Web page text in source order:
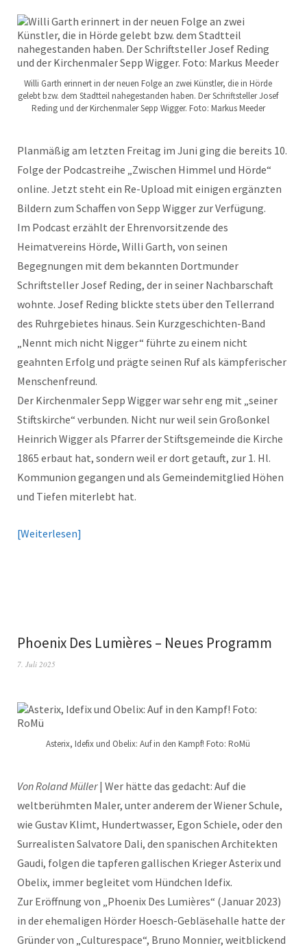
Willi Garth erinnert in der neuen Folge an zwei Künstler, die in Hörde
gelebt bzw. dem Stadtteil nahegestanden haben. Der Schriftsteller Josef
Reding und der Kirchenmaler Sepp Wigger. Foto: Markus Meeder
Planmäßig am letzten Freitag im Juni ging die bereits 10.
Folge der Podcastreihe „Zwischen Himmel und Hörde“
online. Jetzt steht ein Re-Upload mit einigen ergänzten
Bildern zum Schaffen von Sepp Wigger zur Verfügung.
Im Podcast erzählt der Ehrenvorsitzende des
Heimatvereins Hörde, Willi Garth, von seinen
Begegnungen mit dem bekannten Dortmunder
Schriftsteller Josef Reding, der in seiner Nachbarschaft
wohnte. Josef Reding blickte stets über den Tellerrand
des Ruhrgebietes hinaus. Sein Kurzgeschichten-Band
„Nennt mich nicht Nigger“ führte zu einem nicht
geahnten Erfolg und prägte seinen Ruf als kämpferischer
Menschenfreund.
Der Kirchenmaler Sepp Wigger war sehr eng mit „seiner
Stiftskirche“ verbunden. Nicht nur weil sein Großonkel
Heinrich Wigger als Pfarrer der Stiftsgemeinde die Kirche
1865 erbaut hat, sondern weil er dort getauft, zur 1. Hl.
Kommunion gegangen und als Gemeindemitglied Höhen
und Tiefen miterlebt hat.
Weiterlesen
Phoenix Des Lumières – Neues Programm
7. Juli 2025
Asterix, Idefix und Obelix: Auf in den Kampf! Foto: RoMü
Von Roland Müller| Wer hätte das gedacht: Auf die
weltberühmten Maler, unter anderem der Wiener Schule,
wie Gustav Klimt, Hundertwasser, Egon Schiele, oder den
Surrealisten Salvatore Dali, den spanischen Architekten
Gaudi, folgen die tapferen gallischen Krieger Asterix und
Obelix, immer begleitet vom Hündchen Idefix.
Zur Eröffnung von „Phoenix Des Lumières“ (Januar 2023)
in der ehemaligen Hörder Hoesch-Gebläsehalle hatte der
Gründer von „Culturespace“, Bruno Monnier, weitblickend